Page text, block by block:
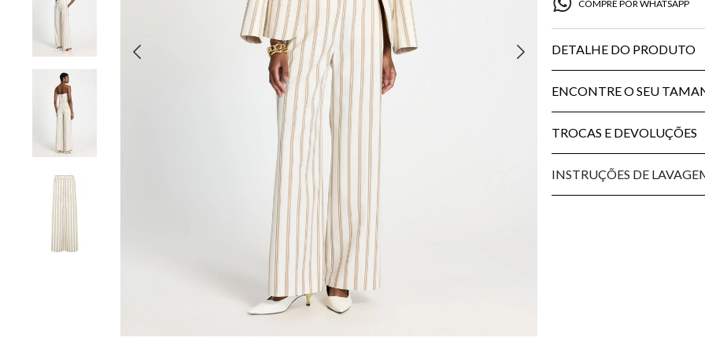
COMPRE POR WHATSAPP
DETALHE DO PRODUTO
ENCONTRE O SEU
TROCAS E DEVOLUÇÕES
INSTRUÇÕES DE